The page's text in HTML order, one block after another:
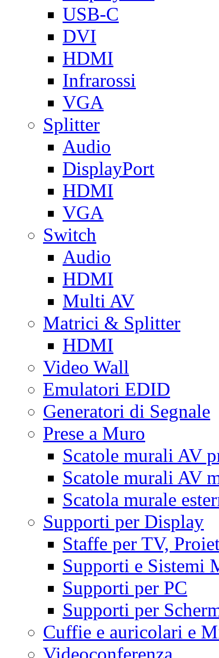
USB-C
DVI
HDMI
Infrarossi
VGA
Splitter
Audio
DisplayPort
HDMI
VGA
Switch
Audio
HDMI
Multi AV
Matrici & Splitter
HDMI
Video Wall
Emulatori EDID
Generatori di Segnale
Prese a Muro
Scatole murali AV
Scatole murali AV
Scatola murale
Supporti per Display
Staffe per TV,
Supporti e Sistemi
Supporti per PC
Supporti per
Cuffie e auricolari e